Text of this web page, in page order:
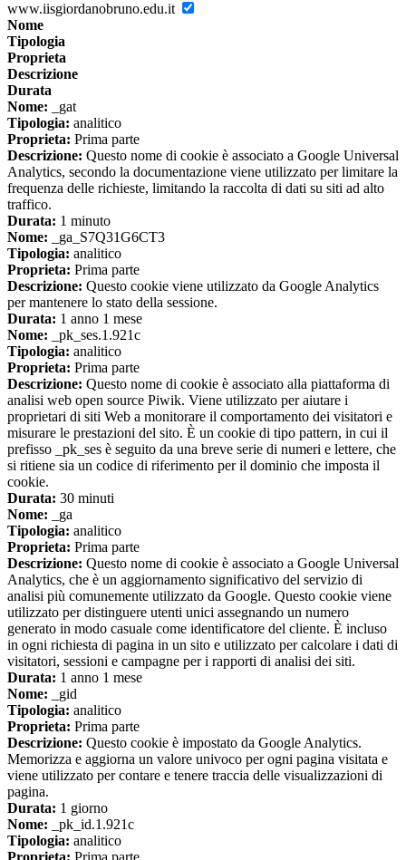
www.iisgiordanobruno.edu.it
Nome
Tipologia
Proprieta
Descrizione
Durata
Nome: _gat
Tipologia: analitico
Proprieta: Prima parte
Descrizione: Questo nome di cookie è associato a Google Universal
Analytics, secondo la documentazione viene utilizzato per limitare la
frequenza delle richieste, limitando la raccolta di dati su siti ad alto
traffico.
Durata: 1 minuto
Nome: _ga_S7Q31G6CT3
Tipologia: analitico
Proprieta: Prima parte
Descrizione: Questo cookie viene utilizzato da Google Analytics
per mantenere lo stato della sessione.
Durata: 1 anno 1 mese
Nome: _pk_ses.1.921c
Tipologia: analitico
Proprieta: Prima parte
Descrizione: Questo nome di cookie è associato alla piattaforma di
analisi web open source Piwik. Viene utilizzato per aiutare i
proprietari di siti Web a monitorare il comportamento dei visitatori e
misurare le prestazioni del sito. È un cookie di tipo pattern, in cui il
prefisso _pk_ses è seguito da una breve serie di numeri e lettere, che
si ritiene sia un codice di riferimento per il dominio che imposta il
cookie.
Durata: 30 minuti
Nome: _ga
Tipologia: analitico
Proprieta: Prima parte
Descrizione: Questo nome di cookie è associato a Google Universal
Analytics, che è un aggiornamento significativo del servizio di
analisi più comunemente utilizzato da Google. Questo cookie viene
utilizzato per distinguere utenti unici assegnando un numero
generato in modo casuale come identificatore del cliente. È incluso
in ogni richiesta di pagina in un sito e utilizzato per calcolare i dati di
visitatori, sessioni e campagne per i rapporti di analisi dei siti.
Durata: 1 anno 1 mese
Nome: _gid
Tipologia: analitico
Proprieta: Prima parte
Descrizione: Questo cookie è impostato da Google Analytics.
Memorizza e aggiorna un valore univoco per ogni pagina visitata e
viene utilizzato per contare e tenere traccia delle visualizzazioni di
pagina.
Durata: 1 giorno
Nome: _pk_id.1.921c
Tipologia: analitico
Proprieta: Prima parte